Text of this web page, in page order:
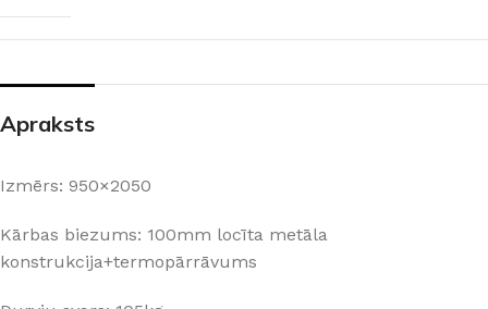
Apraksts
Izmērs: 950×2050
Kārbas biezums: 100mm locīta metāla
konstrukcija+termopārrāvums